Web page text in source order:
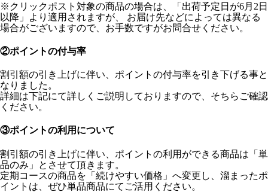
※クリックポスト対象の商品の場合は、「出荷予定日が6月2日
以降」より適用されますが、 お届け先などによっては異なる
場合がございますので、お手数ですがお問合せください。
②ポイントの付与率
割引額の引き上げに伴い、ポイントの付与率を引き下げる事と
なりました。
詳細は下記にて詳しくご説明しておりますので、そちらご確認
ください。
③ポイントの利用について
割引額の引き上げに伴い、ポイントの利用ができる商品は「単
品のみ」とさせて頂きます。
定期コースの商品を「続けやすい価格」へ変更し、溜まったポ
イントは、ぜひ単品商品にてご活用ください。